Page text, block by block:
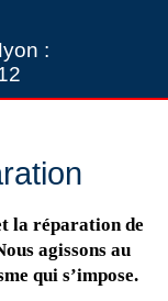
:
la réparation de
agissons au
qui s’impose.